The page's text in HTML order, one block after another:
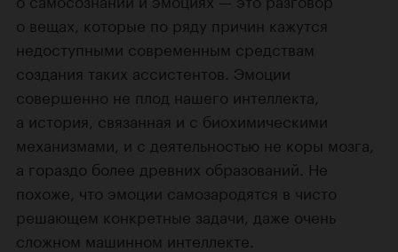
о вещах, которые по ряду причин кажутся
недоступными современным средствам
создания таких ассистентов. Эмоции
совершенно не плод нашего интеллекта,
а история, связанная и с биохимическими
механизмами, и с деятельностью не коры мозга,
а гораздо более древних образований. Не
похоже, что эмоции самозародятся в чисто
решающем конкретные задачи, даже очень
сложном машинном интеллекте.